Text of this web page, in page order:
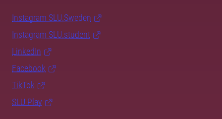
Instagram SLU.Sweden
Instagram SLU.student
LinkedIn
Facebook
TikTok
SLU Play